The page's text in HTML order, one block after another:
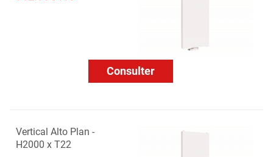
Consulter
Vertical Alto Plan -
H2000 x T22